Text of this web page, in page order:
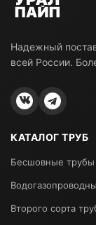
Надежный
всей России.
КАТАЛОГ ТРУБ
Бесшовные трубы
Второго сорта